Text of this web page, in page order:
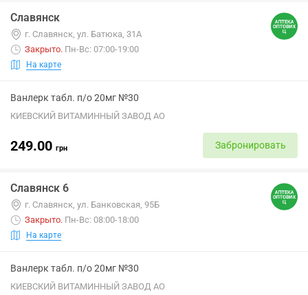
Славянск
г. Славянск, ул. Батюка, 31А
Закрыто. Пн-Вс: 07:00-19:00
На карте
Ванлерк табл. п/о 20мг №30
КИЕВСКИЙ ВИТАМИННЫЙ ЗАВОД АО
249.00 грн Забронировать
Славянск 6
г. Славянск, ул. Банковская, 95Б
Закрыто. Пн-Вс: 08:00-18:00
На карте
Ванлерк табл. п/о 20мг №30
КИЕВСКИЙ ВИТАМИННЫЙ ЗАВОД АО